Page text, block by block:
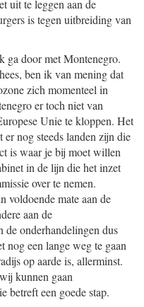
uit te leggen aan de
is tegen uitbreiding van
door met Montenegro.
ben ik van mening dat
zich momenteel in
er toch niet van
Unie te kloppen. Het
nog steeds landen zijn die
is waar je bij moet willen
in de lijn die het inzet
over te nemen.
voldoende mate aan de
aan de
onderhandelingen dus
nog een lange weg te gaan
op aarde is, allerminst.
kunnen gaan
betreft een goede stap.